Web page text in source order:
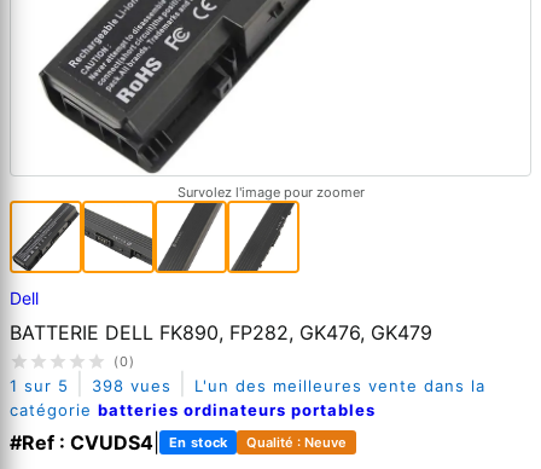
Survolez l'image pour zoomer
Dell
BATTERIE DELL FK890, FP282, GK476, GK479
(0)
1 sur 5 398 vues
L'un des meilleures vente dans la
catégorie batteries ordinateurs portables
#Ref : CVUDS4 En stock Qualité : Neuve